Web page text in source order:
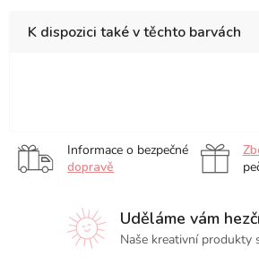
K dispozici také v těchto barvách
cm
Informace o bezpečné
dopravě
Uděláme vám
Naše kreativní produkty